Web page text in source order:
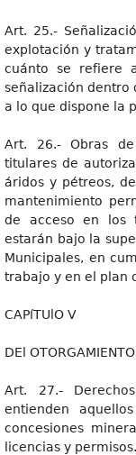
Art. 25.-
explotación y
cuánto se refiere
señalización dentro
a lo que dispone la
Art. 26.- Obras
titulares de
áridos y pétreos,
mantenimiento
de acceso en los
estarán bajo la
Municipales, en
trabajo y en el plan
CAPíTUlO V
DEl
Art. 27.-
entienden
concesiones
licencias y permisos.